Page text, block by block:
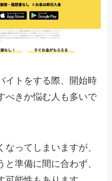
イトをする際、開始時
べきか悩む人も多いで
ってしまいますが、
準備に間に合わず、